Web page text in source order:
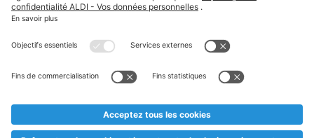
Textes marqués d'un astérisque et mentions légales
* Nous vendons ces articles temporairement et jusqu'à
au cas où, malgré le planning bien étudié, nous serions
prématurément en rupture de stock. Prix Recupel et TVA incl.
** Sur ce site, l’utilisation de la forme masculine a été adoptée